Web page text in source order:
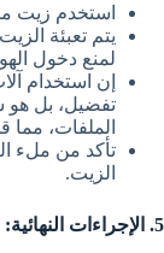
استخدم زيت
يتم تعبئة
لمنع دخول
إن استخدام
تفضيل، بل
الملفات، مما
تأكد من ملء
الزيت.
5. الإجراءات النهائية: